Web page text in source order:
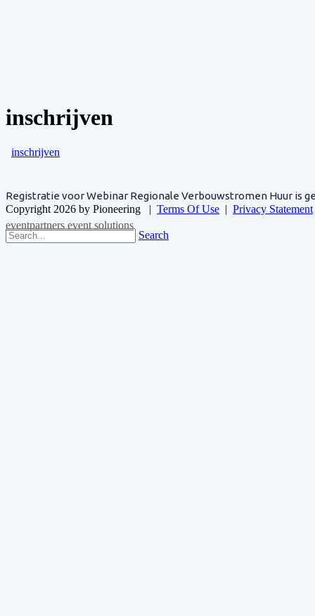
inschrijven
inschrijven
Registratie voor Webinar Regionale Verbouwstromen Huur is
Copyright 2026 by Pioneering | Terms Of Use | Privacy Statement
eventpartners event solutions
Search